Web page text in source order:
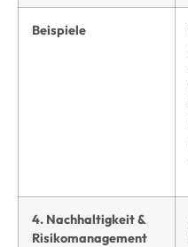
Beispiele
4. Nachhaltigkeit &
Risikomanagement